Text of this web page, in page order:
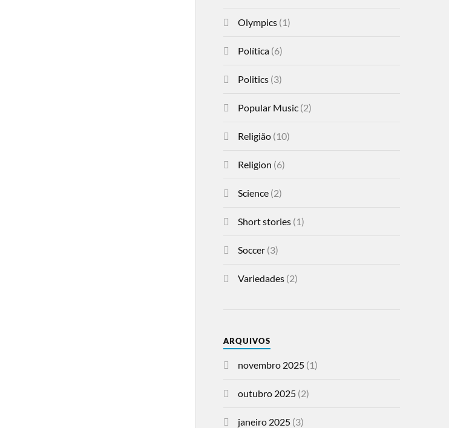
Olympics(1)
Política(6)
Politics(3)
Popular Music(2)
Religião(10)
Religion (6)
Science(2)
Short stories(1)
Soccer(3)
Variedades(2)
ARQUIVOS
novembro 2025(1)
outubro 2025(2)
janeiro 2025(3)